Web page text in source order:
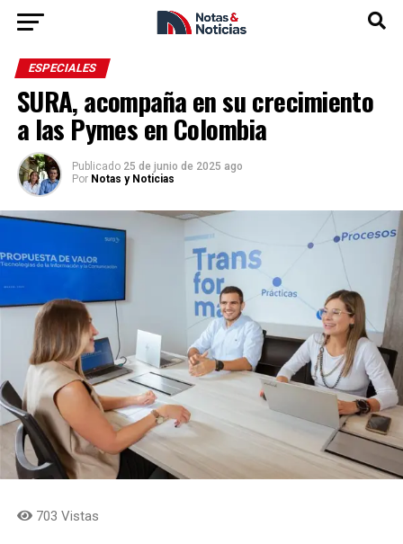
ESPECIALES
SURA, acompaña en su crecimiento
a las Pymes en Colombia
Publicado 25 de junio de 2025 ago
Por Notas y Noticias
703 Vistas